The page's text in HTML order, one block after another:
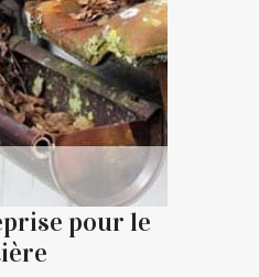
pour le